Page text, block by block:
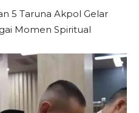
5 Taruna Akpol Gelar
Momen Spiritual